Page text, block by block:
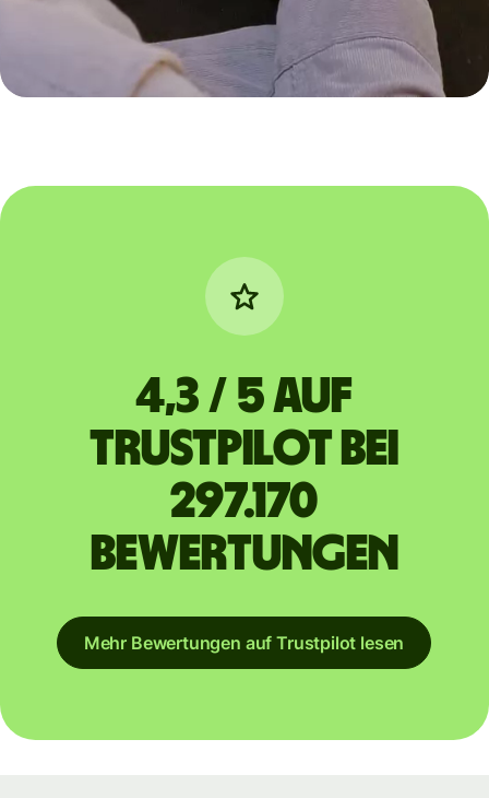
4,3 / 5 auf
Trustpilot bei
297.170
Bewertungen
Mehr Bewertungen auf Trustpilot lesen